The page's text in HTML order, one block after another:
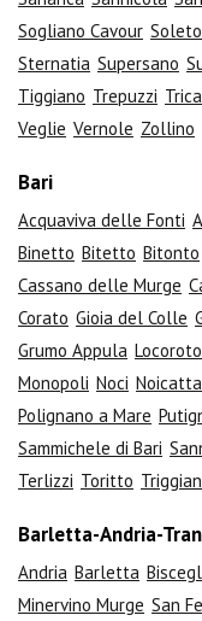
Sogliano Cavour Soleto
Sternatia Supersano
Tiggiano Trepuzzi
Veglie Vernole Zollino
Bari
Acquaviva delle Fonti
Binetto Bitetto Bitonto
Cassano delle Murge
Corato Gioia del Colle
Grumo Appula
Monopoli Noci
Polignano a Mare
Sammichele di Bari
Terlizzi Toritto
Barletta-Andria-
Andria Barletta
Minervino Murge San